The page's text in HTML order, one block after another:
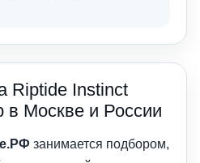
Riptide Instinct
в Москве и России
занимается подбором,